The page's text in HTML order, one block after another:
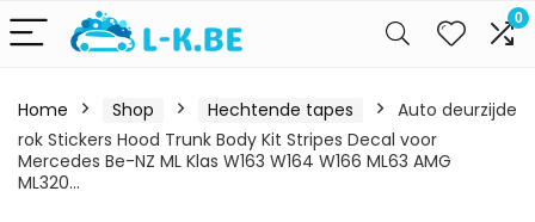
0
Home Shop Hechtende tapes
Auto deurzijde
rok Stickers Hood Trunk Body Kit Stripes Decal voor
Mercedes Be-NZ ML Klas W163 W164 W166 ML63 AMG
ML320…